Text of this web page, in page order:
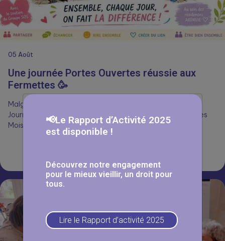
05 Août
Une journée Portes Ouvertes réussie aux
Fermettes 🥳
Malgré la chaleur, nombreux ont répondu présents pour la
Journée Portes Ouvertes aux Fermettes, dans le cadre des
Mois du…
📢Le Rapport d’Activité 2025
est disponible !
Découvrez notre engagement
pour le mieux vieillir, un droit pour
tous.
Lire le Rapport d’activité 2025